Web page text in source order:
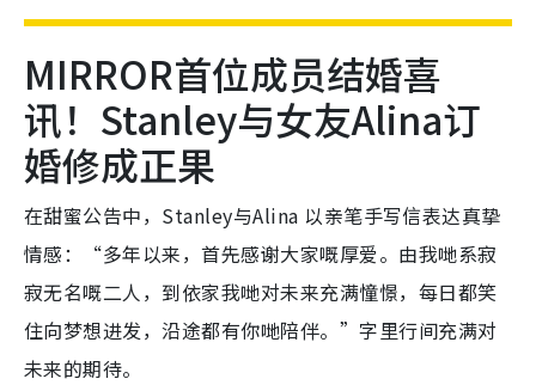
MIRROR首位成员结婚喜
讯！Stanley与女友Alina订
婚修成正果
在甜蜜公告中，Stanley与Alina 以亲笔手写信表达真挚
情感：“多年以来，首先感谢大家嘅厚爱。由我哋系寂
寂无名嘅二人，到依家我哋对未来充满憧憬，每日都笑
住向梦想进发，沿途都有你哋陪伴。”字里行间充满对
未来的期待。